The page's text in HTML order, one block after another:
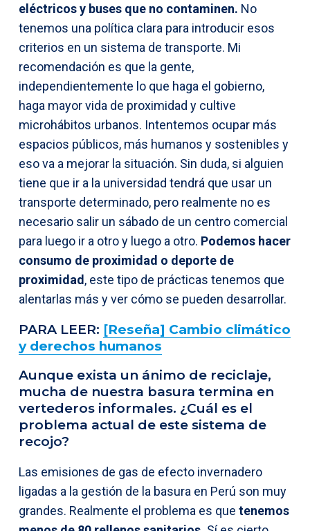
eléctricos y buses que no contaminen. No
tenemos una política clara para introducir esos
criterios en un sistema de transporte. Mi
recomendación es que la gente,
independientemente lo que haga el gobierno,
haga mayor vida de proximidad y cultive
microhábitos urbanos. Intentemos ocupar más
espacios públicos, más humanos y sostenibles y
eso va a mejorar la situación. Sin duda, si alguien
tiene que ir a la universidad tendrá que usar un
transporte determinado, pero realmente no es
necesario salir un sábado de un centro comercial
para luego ir a otro y luego a otro. Podemos hacer
consumo de proximidad o deporte de
proximidad, este tipo de prácticas tenemos que
alentarlas más y ver cómo se pueden desarrollar.
PARA LEER: [Reseña] Cambio climático
y derechos humanos
Aunque exista un ánimo de reciclaje,
mucha de nuestra basura termina en
vertederos informales. ¿Cuál es el
problema actual de este sistema de
recojo?
Las emisiones de gas de efecto invernadero
ligadas a la gestión de la basura en Perú son muy
grandes. Realmente el problema es que tenemos